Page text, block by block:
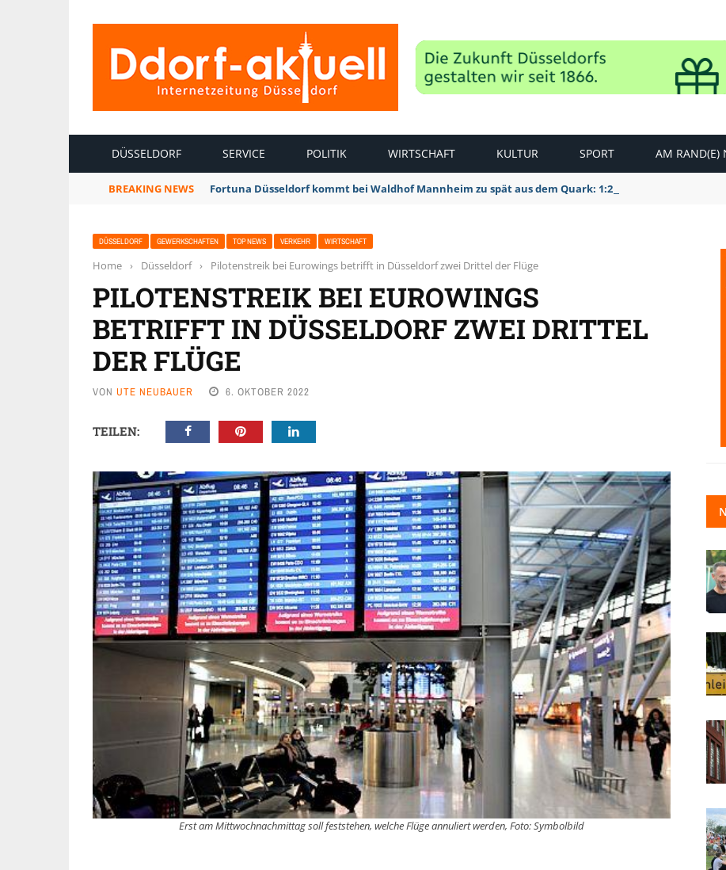
DÜSSELDORF SERVICE POLITIK WIRTSCHAFT KULTUR SPORT AM RAND(E)
BREAKING NEWS Fortuna Düsseldorf kommt bei Waldhof Mannheim zu spät aus dem Quark: 1:2 Niederlage
DÜSSELDORF GEWERKSCHAFTEN TOP NEWS VERKEHR WIRTSCHAFT
Home › Düsseldorf › Pilotenstreik bei Eurowings betrifft in Düsseldorf zwei Drittel der Flüge
PILOTENSTREIK BEI EUROWINGS
BETRIFFT IN DÜSSELDORF ZWEI DRITTEL
DER FLÜGE
VON UTE NEUBAUER 6. OKTOBER 2022
TEILEN:
Erst am Mittwochnachmittag soll feststehen, welche Flüge annuliert werden, Foto: Symbolbild